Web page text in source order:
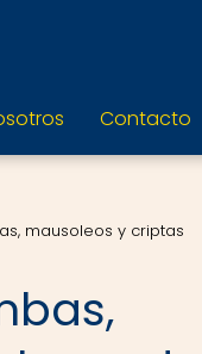
Contacto
mausoleos y criptas